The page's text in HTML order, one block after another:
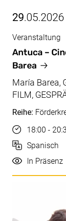
29.05.2026
Mai,
Antuca –
Barea
Veranstaltung
María Barea,
FILM,
Reihe:
Uhrzeit
18:00 -
Sprache
Spanisch
In Präsenz